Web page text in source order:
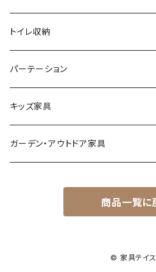
ナチュラル
シンプル
スタイリッシュ
レトロ
その他
オフィスチェア
パーソナルチェア
フォールディングチェア
玄関・エントランスチェア
傘立て
その他
トイレ収納
パーテーション
キッズ家具
プレイマット
ガーデン・アウトドア家具
商品一覧に
© 家具テイス